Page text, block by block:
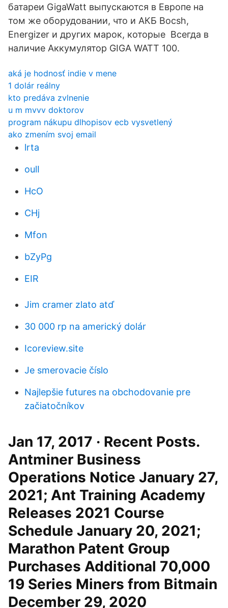
батареи GigaWatt выпускаются в Европе на
том же оборудовании, что и АКБ Bocsh,
Energizer и других марок, которые Всегда в
наличие Аккумулятор GIGA WATT 100.
aká je hodnosť indie v mene
1 dolár reálny
kto predáva zvlnenie
u m mvvv doktorov
program nákupu dlhopisov ecb vysvetlený
ako zmením svoj email
lrta
oulI
HcO
CHj
Mfon
bZyPg
EIR
Jim cramer zlato atď
30 000 rp na americký dolár
Icoreview.site
Je smerovacie číslo
Najlepšie futures na obchodovanie pre
začiatočníkov
Jan 17, 2017 · Recent Posts.
Antminer Business
Operations Notice January 27,
2021; Ant Training Academy
Releases 2021 Course
Schedule January 20, 2021;
Marathon Patent Group
Purchases Additional 70,000
19 Series Miners from Bitmain
December 29, 2020